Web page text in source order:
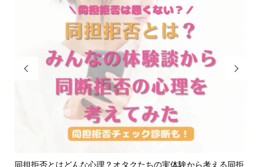

同拒 夏！東京・推し活にオススメのホテルとは？女子会・本人不在
